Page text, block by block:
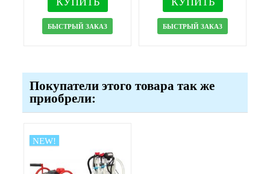
БЫСТРЫЙ ЗАКАЗ БЫСТРЫЙ ЗАКАЗ
Покупатели этого товара так же
приобрели:
NEW!